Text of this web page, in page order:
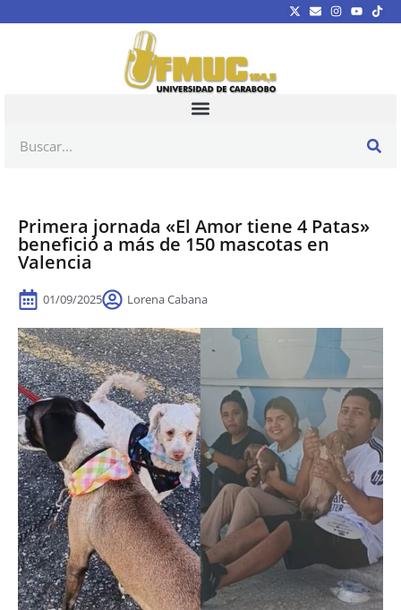
Primera jornada «El Amor tiene 4 Patas»
benefició a más de 150 mascotas en
Valencia
01/09/2025 Lorena Cabana